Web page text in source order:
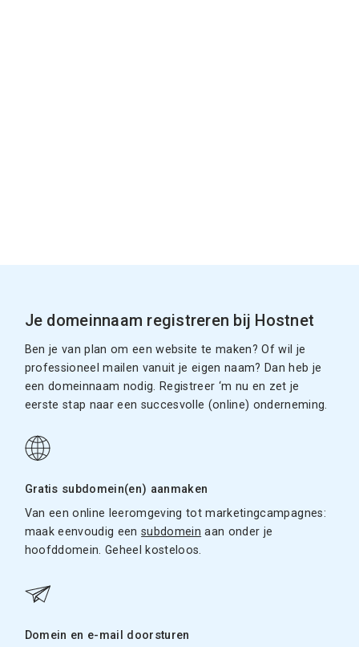
Je domeinnaam registreren bij Hostnet
Ben je van plan om een website te maken? Of wil je
professioneel mailen vanuit je eigen naam? Dan heb je
een domeinnaam nodig. Registreer ‘m nu en zet je
eerste stap naar een succesvolle (online) onderneming.
Gratis subdomein(en) aanmaken
Van een online leeromgeving tot marketingcampagnes:
maak eenvoudig eensubdomein aan onder je
hoofddomein. Geheel kosteloos.
Domein en e-mail doorsturen